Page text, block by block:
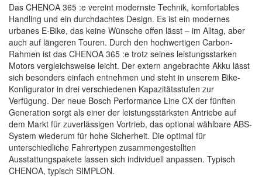
Das CHENOA 365 :e vereint modernste Technik, komfortables
Handling und ein durchdachtes Design. Es ist ein modernes
urbanes E-Bike, das keine Wünsche offen lässt – im Alltag, aber
auch auf längeren Touren. Durch den hochwertigen Carbon-
Rahmen ist das CHENOA 365 :e trotz seines leistungsstarken
Motors vergleichsweise leicht. Der extern angebrachte Akku lässt
sich besonders einfach entnehmen und steht in unserem Bike-
Konfigurator in drei verschiedenen Kapazitätsstufen zur
Verfügung. Der neue Bosch Performance Line CX der fünften
Generation sorgt als einer der leistungsstärksten Antriebe auf
dem Markt für zuverlässigen Vortrieb, das optional wählbare ABS-
System wiederum für hohe Sicherheit. Die optimal für
unterschiedliche Fahrertypen zusammengestellten
Ausstattungspakete lassen sich individuell anpassen. Typisch
CHENOA, typisch SIMPLON.